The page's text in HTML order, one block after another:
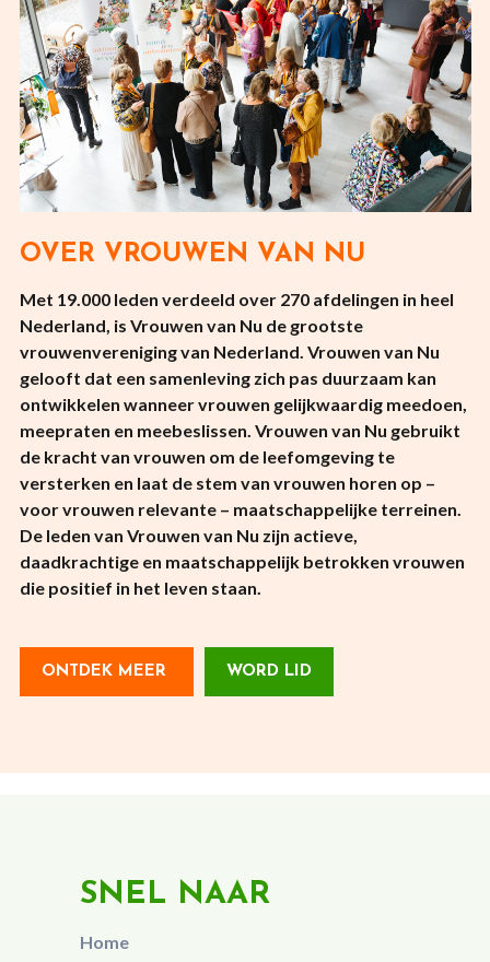
OVER VROUWEN VAN NU
Met 19.000 leden verdeeld over 270 afdelingen in heel
Nederland, is Vrouwen van Nu de grootste
vrouwenvereniging van Nederland. Vrouwen van Nu
gelooft dat een samenleving zich pas duurzaam kan
ontwikkelen wanneer vrouwen gelijkwaardig meedoen,
meepraten en meebeslissen. Vrouwen van Nu gebruikt
de kracht van vrouwen om de leefomgeving te
versterken en laat de stem van vrouwen horen op –
voor vrouwen relevante – maatschappelijke terreinen.
De leden van Vrouwen van Nu zijn actieve,
daadkrachtige en maatschappelijk betrokken vrouwen
die positief in het leven staan.
ONTDEK MEER WORD LID
SNEL NAAR
Home